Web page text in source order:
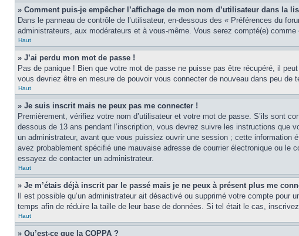
» Comment puis-je empêcher l’affichage de mon nom d’utilisateur dans la
Dans le panneau de contrôle de l’utilisateur, en-dessous des « Préférences du
administrateurs, aux modérateurs et à vous-même. Vous serez compté(e)
Haut
» J’ai perdu mon mot de passe !
Pas de panique ! Bien que votre mot de passe ne puisse pas être récupéré, il
vous devriez être en mesure de pouvoir vous connecter de nouveau dans peu de
Haut
» Je suis inscrit mais ne peux pas me connecter !
Premièrement, vérifiez votre nom d’utilisateur et votre mot de passe. S’ils sont
dessous de 13 ans pendant l’inscription, vous devrez suivre les instructions
un administrateur, avant que vous puissiez ouvrir une session ; cette
avez probablement spécifié une mauvaise adresse de courrier électronique ou le
essayez de contacter un administrateur.
Haut
» Je m’étais déjà inscrit par le passé mais je ne peux à présent plus me
Il est possible qu’un administrateur ait désactivé ou supprimé votre compte
temps afin de réduire la taille de leur base de données. Si tel était le cas,
Haut
» Qu’est-ce que la COPPA ?